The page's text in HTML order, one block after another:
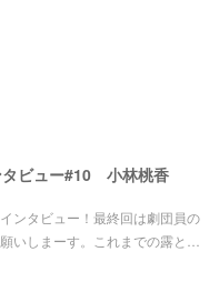
タビュー#10 小林桃香
ンタビュー！最終回は劇団員の
いしまーす。これまでの露と…